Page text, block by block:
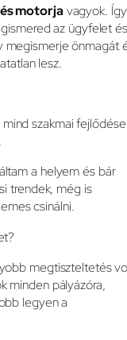
motorja vagyok. Így
az ügyfelet és
megismerje önmagát
lesz.
szakmai
a helyem és bár
trendek, még is
csinálni.
megtiszteltetés
minden pályázóra,
legyen a